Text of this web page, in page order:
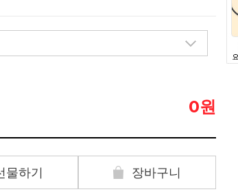
0원
물하기 장바구니